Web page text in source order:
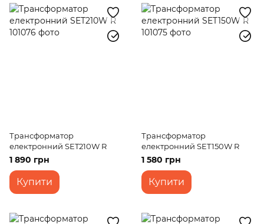
Трансформатор
електронний SET210W R
1 890 грн
Купити
Трансформатор
електронний SET150W R
1 580 грн
Купити